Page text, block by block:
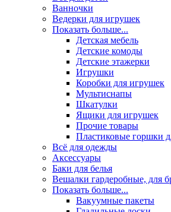
Ванночки
Ведерки для игрушек
Показать больше...
Детская мебель
Детские комоды
Детские этажерки
Игрушки
Коробки для игрушек
Мультиснапы
Шкатулки
Ящики для игрушек
Прочие товары
Пластиковые горшки
Всё для одежды
Аксессуары
Баки для белья
Вешалки гардеробные, для
Показать больше...
Вакуумные пакеты